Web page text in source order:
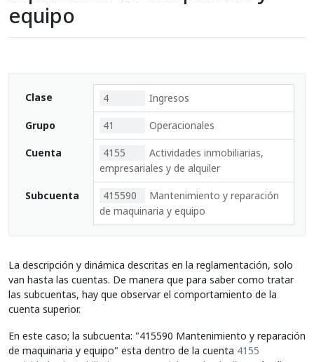
equipo
Clase 4 Ingresos
Grupo 41 Operacionales
Cuenta 4155
Actividades inmobiliarias,
empresariales y de alquiler
Subcuenta 415590
Mantenimiento y reparación
de maquinaria y equipo
La descripción y dinámica descritas en la reglamentación, solo
van hasta las cuentas. De manera que para saber como tratar
las subcuentas, hay que observar el comportamiento de la
cuenta superior.
En este caso; la subcuenta: "415590 Mantenimiento y reparación
de maquinaria y equipo" esta dentro de la cuenta 4155